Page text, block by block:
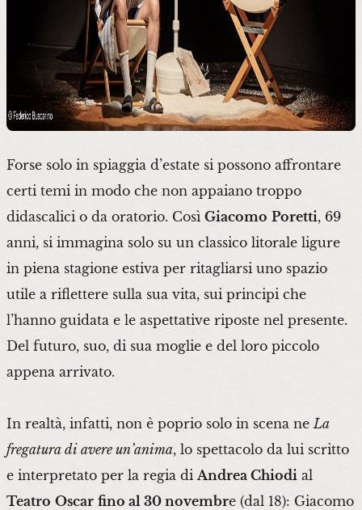
Forse solo in spiaggia d’estate si possono affrontare
certi temi in modo che non appaiano troppo
didascalici o da oratorio. Così Giacomo Poretti, 69
anni, si immagina solo su un classico litorale ligure
in piena stagione estiva per ritagliarsi uno spazio
utile a riflettere sulla sua vita, sui principi che
l’hanno guidata e le aspettative riposte nel presente.
Del futuro, suo, di sua moglie e del loro piccolo
appena arrivato.
In realtà, infatti, non è poprio solo in scena ne La
fregatura di avere un’anima, lo spettacolo da lui scritto
e interpretato per la regia di Andrea Chiodi al
Teatro Oscar fino al 30 novembre (dal 18): Giacomo